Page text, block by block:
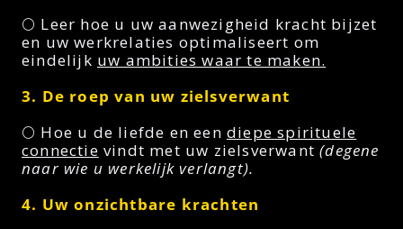
🌕 Leer hoe u uw aanwezigheid kracht bijzet
en uw werkrelaties optimaliseert om
eindelijk uw ambities waar te maken.
3. De roep van uw zielsverwant
🌕 Hoe u de liefde en een diepe spirituele
connectie vindt met uw zielsverwant(degene
naar wie u werkelijk verlangt).
4. Uw onzichtbare krachten